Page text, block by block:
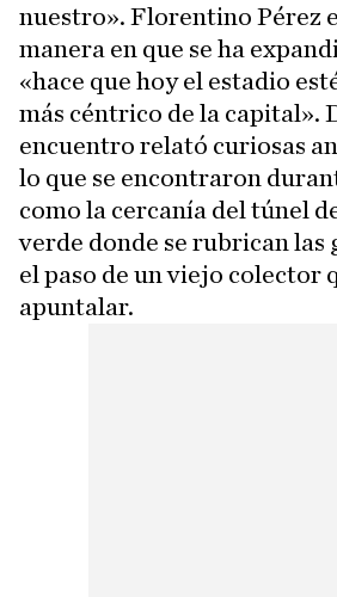
nuestro». Florentino Pérez
manera en que se ha
«hace que hoy el estadio
más céntrico de la capital».
encuentro relató curiosas
lo que se encontraron
como la cercanía del túnel
verde donde se rubrican las
el paso de un viejo colector
apuntalar.